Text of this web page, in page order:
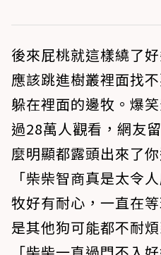
後來屁桃就這樣繞了
應該跳進樹叢裡面找
躲在裡面的邊牧。爆
過28萬人觀看，網友
麼明顯都露頭出來了
「柴柴智商真是太令
牧好有耐心，一直在
是其他狗可能都不耐